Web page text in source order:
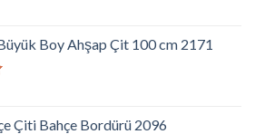
Boy Ahşap Çit 100 cm 2171
Çiti Bahçe Bordürü 2096